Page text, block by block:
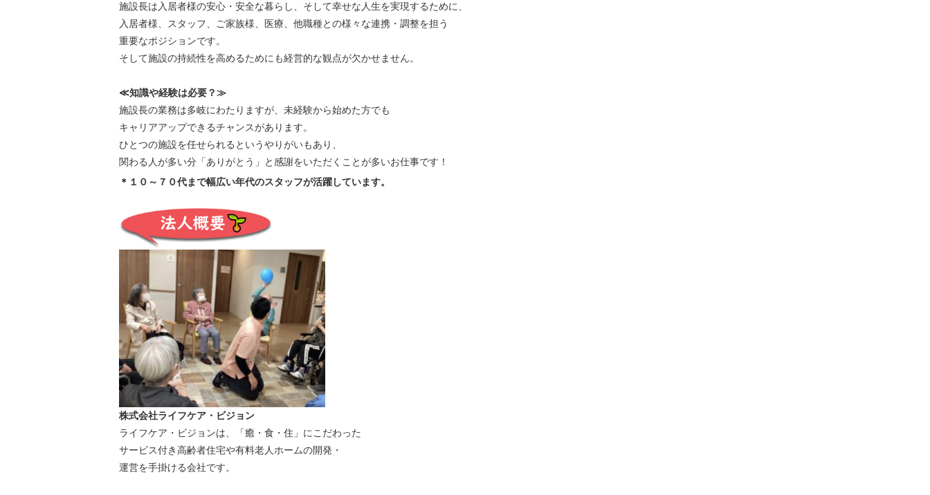
施設長は入居者様の安心・安全な暮らし、そして幸せな人生を実現するために、
入居者様、スタッフ、ご家族様、医療、他職種との様々な連携・調整を担う
重要なポジションです。
そして施設の持続性を高めるためにも経営的な観点が欠かせません。
≪知識や経験は必要？≫
施設長の業務は多岐にわたりますが、未経験から始めた方でも
キャリアアップできるチャンスがあります。
ひとつの施設を任せられるというやりがいもあり、
関わる人が多い分「ありがとう」と感謝をいただくことが多いお仕事です！
＊１０～７０代まで幅広い年代のスタッフが活躍しています。
株式会社ライフケア・ビジョン
ライフケア・ビジョンは、「癒・食・住」にこだわった
サービス付き高齢者住宅や有料老人ホームの開発・
運営を手掛ける会社です。